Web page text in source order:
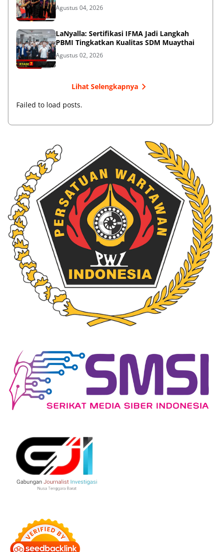
Agustus 04, 2026
LaNyalla: Sertifikasi IFMA Jadi Langkah
PBMI Tingkatkan Kualitas SDM Muaythai
Agustus 02, 2026
Lihat Selengkapnya
Failed to load posts.